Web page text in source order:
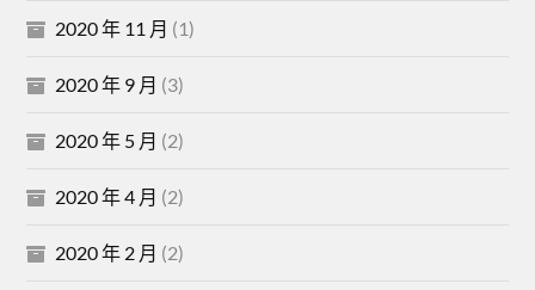
2020 年 11 月 (1)
2020 年 9 月 (3)
2020 年 5 月 (2)
2020 年 4 月 (2)
2020 年 2 月 (2)